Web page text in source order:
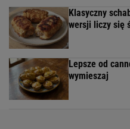
Klasyczny
wersji liczy się
Lepsze od
wymieszaj